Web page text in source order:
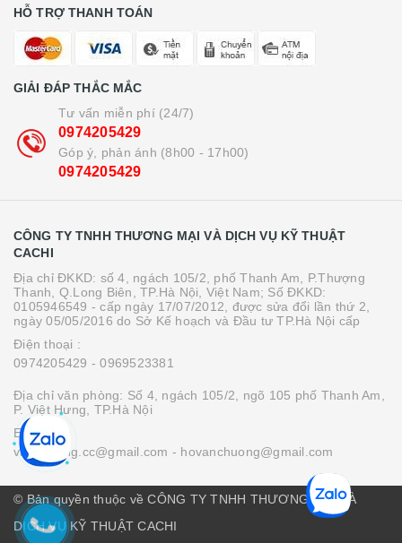
HỖ TRỢ THANH TOÁN
GIẢI ĐÁP THẮC MẮC
Tư vấn miễn phí (24/7)
0974205429
Góp ý, phản ánh (8h00 - 17h00)
0974205429
CÔNG TY TNHH THƯƠNG MẠI VÀ DỊCH VỤ KỸ THUẬT
CACHI
Địa chỉ ĐKKD: số 4, ngách 105/2, phố Thanh Am, P.Thượng
Thanh, Q.Long Biên, TP.Hà Nội, Việt Nam; Số ĐKKD:
0105946549 - cấp ngày 17/07/2012, được sửa đổi lần thứ 2,
ngày 05/05/2016 do Sở Kế hoạch và Đầu tư TP.Hà Nội cấp
Điện thoại :
0974205429 - 0969523381
Địa chỉ văn phòng: Số 4, ngách 105/2, ngõ 105 phố Thanh Am,
P. Việt Hưng, TP.Hà Nội
Email :
vanchuong.cc@gmail.com - hovanchuong@gmail.com
© Bản quyền thuộc về CÔNG TY TNHH THƯƠNG MẠI VÀ
DỊCH VỤ KỸ THUẬT CACHI